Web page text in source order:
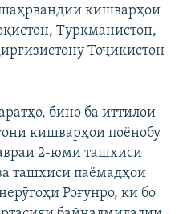
кишварҳои
Туркманистон,
Тоҷикистон
бино ба иттилои
кишварҳои поёнобу
2-юми ташхиси
ташхиси паёмадҳои
Роғунро, ки бо